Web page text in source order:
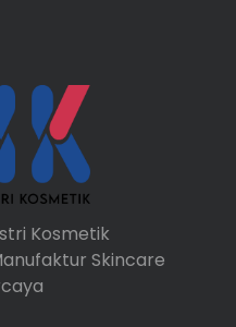
Kosmetik
Skincare